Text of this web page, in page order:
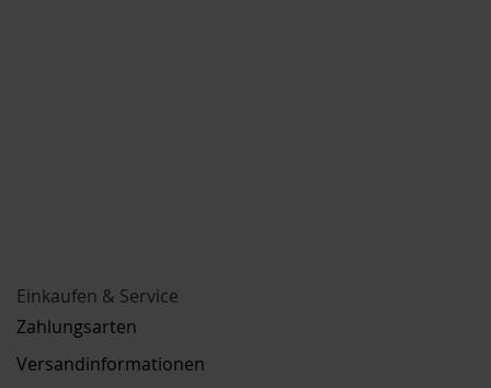
Einkaufen & Service
Zahlungsarten
Versandinformationen